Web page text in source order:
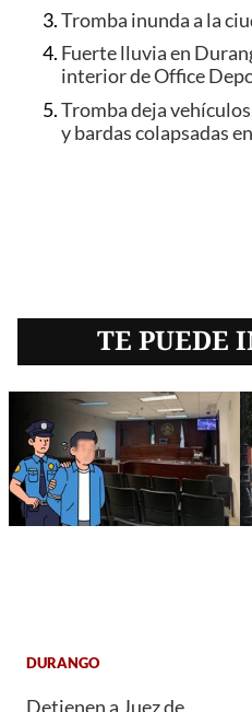
Tromba inunda a la
Fuerte lluvia en
interior de Office
Tromba deja
y bardas colapsadas
TE PUEDE
DURANGO
Detienen a Juez de